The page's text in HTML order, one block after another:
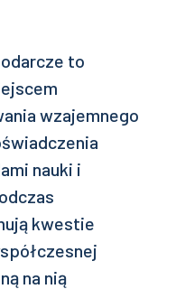
to
wzajemnego
nauki i
kwestie
na nią